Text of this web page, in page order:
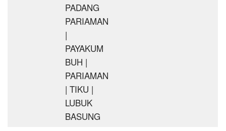
PADANG
PARIAMAN
|
PAYAKUM
BUH |
PARIAMAN
| TIKU |
LUBUK
BASUNG